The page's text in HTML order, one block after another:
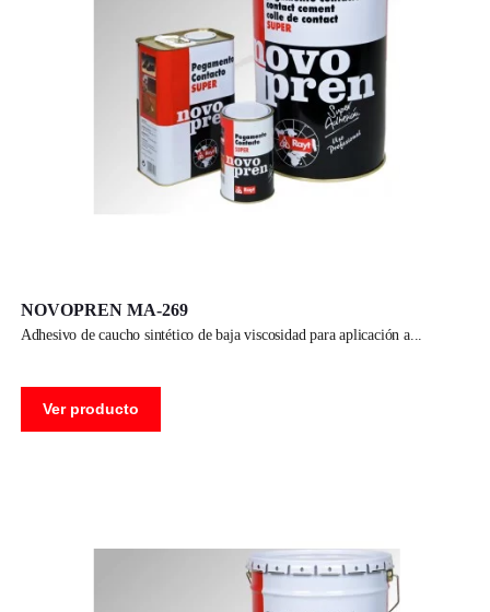
NOVOPREN MA-269
adhesivo de caucho sintético de baja viscosidad para aplicación a
Ver producto